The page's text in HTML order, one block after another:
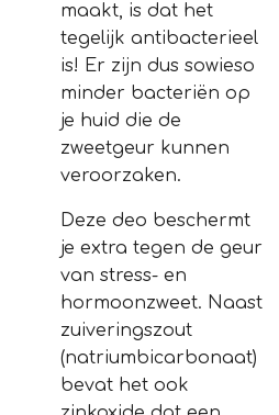
maakt, is dat het
tegelijk antibacterieel
is! Er zijn dus sowieso
minder bacteriën op
je huid die de
zweetgeur kunnen
veroorzaken.
Deze deo beschermt
je extra tegen de geur
van stress- en
hormoonzweet. Naast
zuiveringszout
(natriumbicarbonaat)
bevat het ook